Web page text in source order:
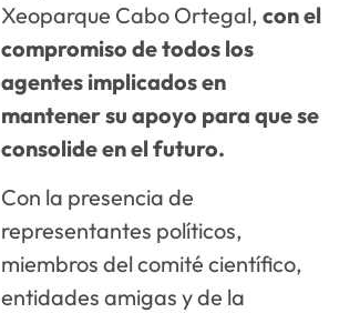
Xeoparque Cabo Ortegal, con el
compromiso de todos los
agentes implicados en
mantener su apoyo para que se
consolide en el futuro.
Con la presencia de
representantes políticos,
miembros del comité científico,
entidades amigas y de la